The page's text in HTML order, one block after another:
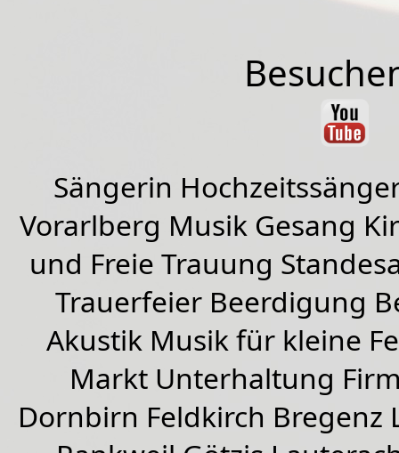
Sängerin
Vorarlberg Musik Gesang
und Freie Trauung
Trauerfeier Beerdigung
Akustik Musik für kleine
Markt Unterhaltung
Dornbirn Feldkirch Bregenz